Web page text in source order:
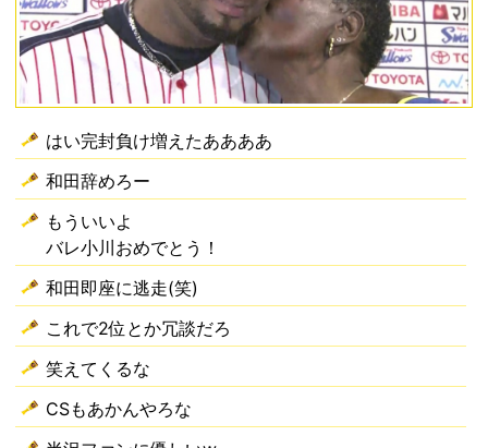
はい完封負け増えたああああ
和田辞めろー
もういいよ
バレ小川おめでとう！
和田即座に逃走(笑)
これで2位とか冗談だろ
笑えてくるな
CSもあかんやろな